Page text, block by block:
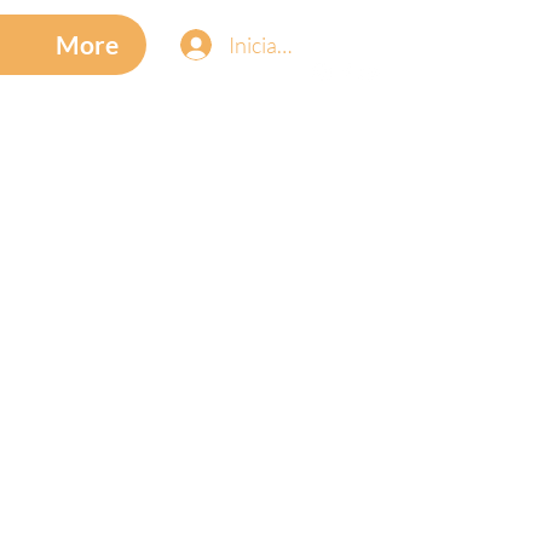
More Iniciar sesión